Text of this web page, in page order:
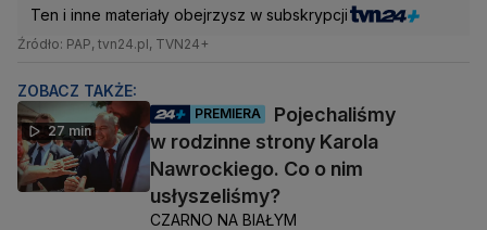
Ten i inne materiały obejrzysz w subskrypcji
Źródło: PAP, tvn24.pl, TVN24+
ZOBACZ TAKŻE:
27 min
PREMIERA
Pojechaliśmy
w rodzinne strony Karola
Nawrockiego. Co o nim
usłyszeliśmy?
CZARNO NA BIAŁYM